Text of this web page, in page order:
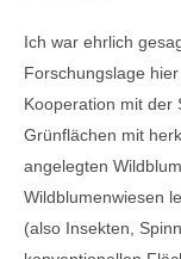
Ich war ehrlich
Forschungslage
Kooperation mit der
Grünflächen mit
angelegten
Wildblumenwiesen
(also Insekten,